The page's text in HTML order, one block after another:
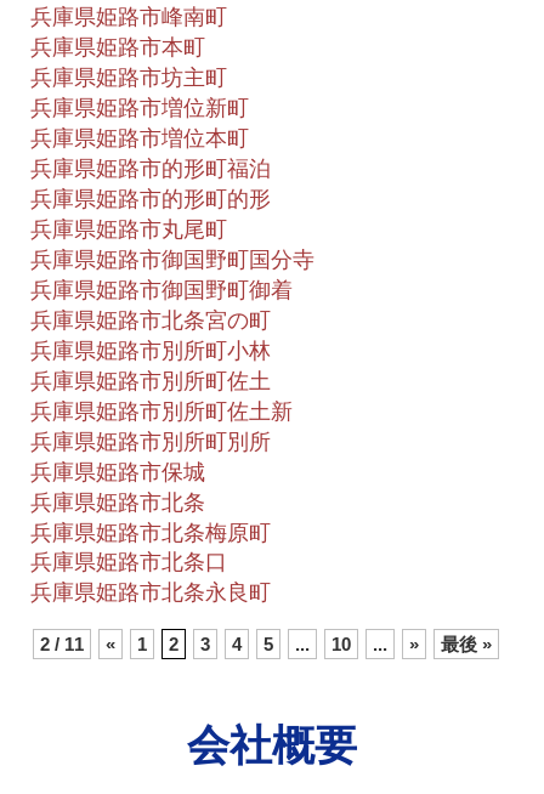
兵庫県姫路市峰南町
兵庫県姫路市本町
兵庫県姫路市坊主町
兵庫県姫路市増位新町
兵庫県姫路市増位本町
兵庫県姫路市的形町福泊
兵庫県姫路市的形町的形
兵庫県姫路市丸尾町
兵庫県姫路市御国野町国分寺
兵庫県姫路市御国野町御着
兵庫県姫路市北条宮の町
兵庫県姫路市別所町小林
兵庫県姫路市別所町佐土
兵庫県姫路市別所町佐土新
兵庫県姫路市別所町別所
兵庫県姫路市保城
兵庫県姫路市北条
兵庫県姫路市北条梅原町
兵庫県姫路市北条口
兵庫県姫路市北条永良町
2 / 11 « 1 2 3 4 5 ... 10 ... » 最後 »
会社概要